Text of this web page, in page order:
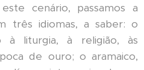
cenário, passamos a
três idiomas, a saber: o
à liturgia, à religião, às
de ouro; o aramaico,